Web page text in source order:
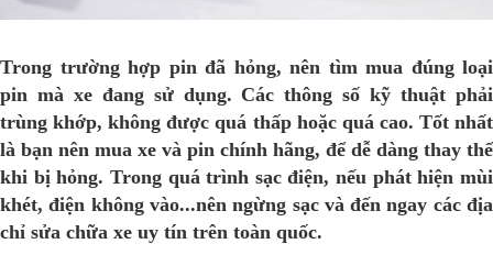
Trong trường hợp pin đã hỏng, nên tìm mua đúng loại
pin mà xe đang sử dụng. Các thông số kỹ thuật phải
trùng khớp, không được quá thấp hoặc quá cao. Tốt nhất
là bạn nên mua xe và pin chính hãng, để dễ dàng thay thế
khi bị hỏng. Trong quá trình sạc điện, nếu phát hiện mùi
khét, điện không vào...nên ngừng sạc và đến ngay các địa
chỉ sửa chữa xe uy tín trên toàn quốc.